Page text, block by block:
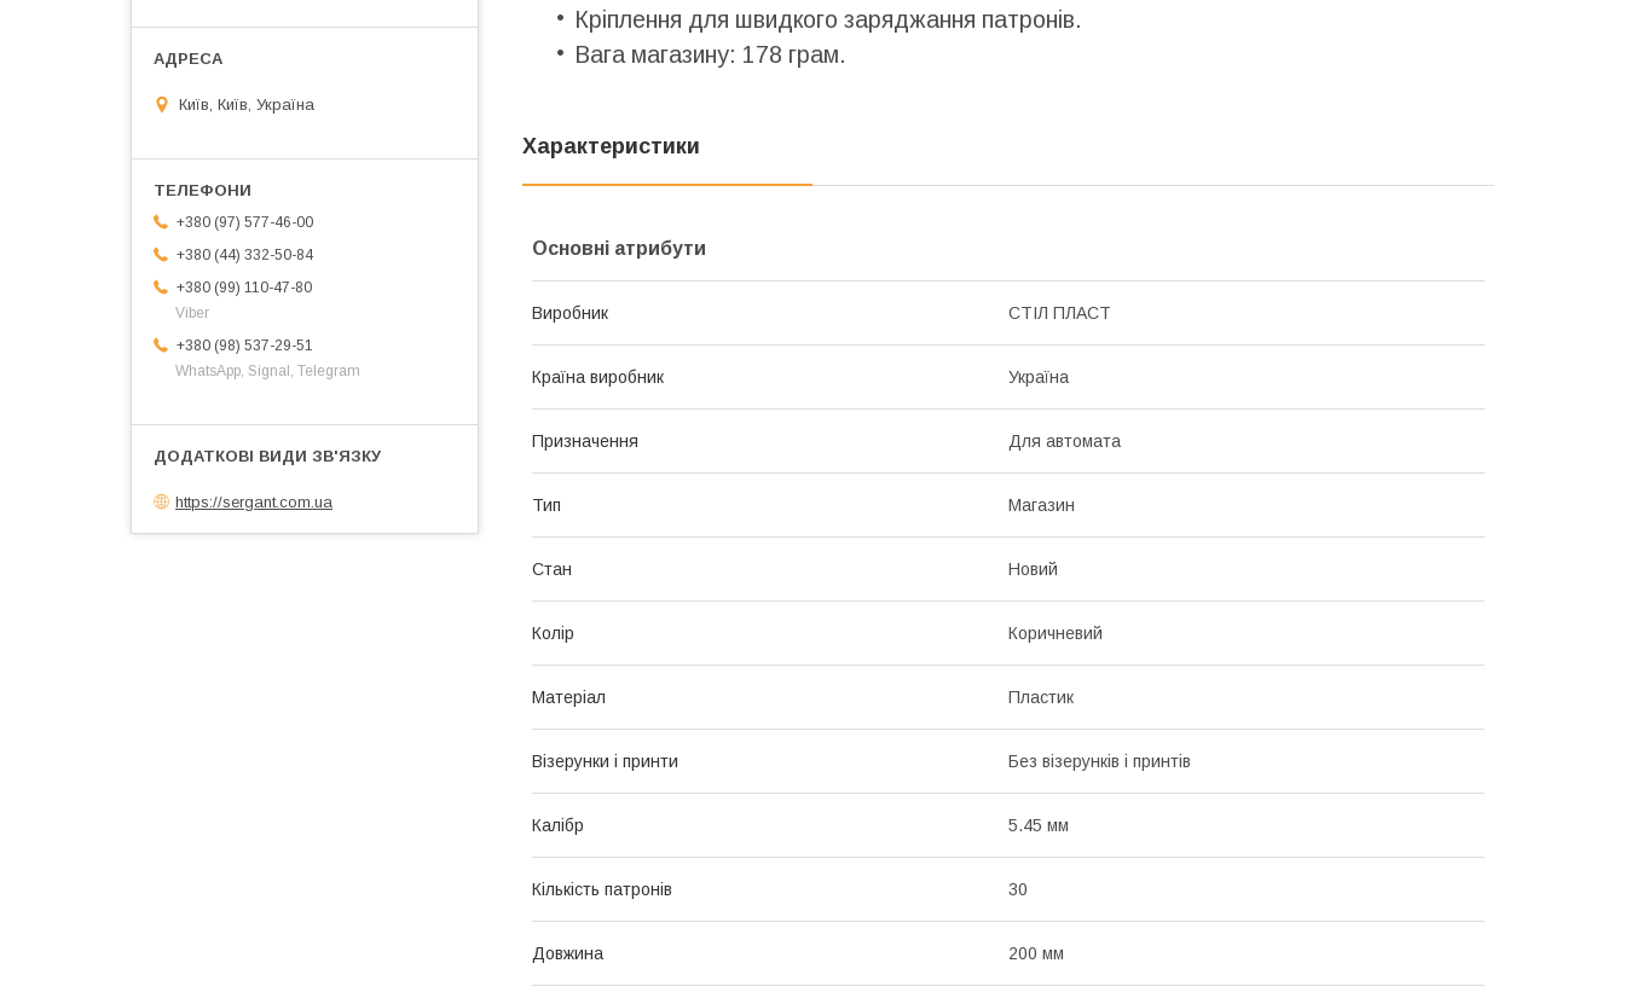
Кріплення для швидкого заряджання патронів.
Вага магазину: 178 грам.
Характеристики
Основні атрибути
Виробник СТІЛ ПЛАСТ
Країна виробник Україна
Призначення Для автомата
Тип Магазин
Стан Новий
Колір Коричневий
Матеріал Пластик
Візерунки і принти Без візерунків і принтів
Калібр 5.45 мм
Кількість патронів 30
Довжина 200 мм
Київ, Київ, Україна
+380 (97) 577-46-00
+380 (44) 332-50-84
+380 (99) 110-47-80
Viber
+380 (98) 537-29-51
WhatsApp, Signal, Telegram
https://sergant.com.ua